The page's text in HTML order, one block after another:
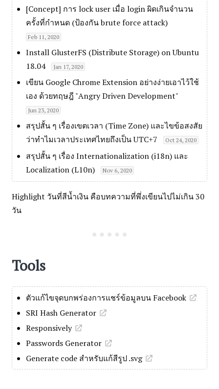
[Concept] การ lock user เมื่อ login ผิดเกินจำนวน
ครั้งที่กำหนด (ป้องกัน brute force attack)
Feb 11, 2020
Install GlusterFS (Distribute Storage) on Ubuntu
18.04
Jan 17, 2020
เขียน Google Chrome Extension อย่างง่ายเอาไว้ใช้
เอง ด้วยทฤษฎี "Angry Driven Development"
Jun 23, 2020
สรุปสั้น ๆ เรื่องเขตเวลา (Time Zone) และไขข้อสงสัย
ว่าทำไมเวลาประเทศไทยถึงเป็น UTC+7
Oct 24, 2020
สรุปสั้น ๆ เรื่อง Internationalization (i18n) และ
Localization (L10n)
Nov 6, 2020
Highlight วันที่สีน้ำเงิน คือบทความที่พึ่งเขียนไปไม่เกิน 30
วัน
Tools
ตัวแก้ไขจุดบกพร่องการแชร์ข้อมูลบน Facebook
SRI Hash Generator
Responsively
Passwords Generator
Generate code สำหรับแก้สีรูป .svg